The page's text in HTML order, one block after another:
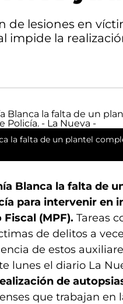
de lesiones en
impide la
la falta de un plantel
Blanca la falta de
para intervenir en
(MPF). Tareas
de delitos a
de estos
lunes el diario La
de
que trabajan en